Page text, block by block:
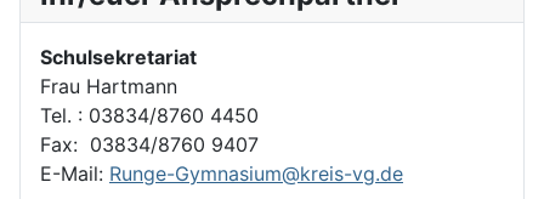
Schulsekretariat
Frau Hartmann
Tel. : 03834/8760 4450
Fax: 03834/8760 9407
E-Mail: Runge-Gymnasium@kreis-vg.de